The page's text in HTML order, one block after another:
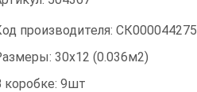
производителя: СК000044275
30х12 (0.036м2)
коробке: 9шт